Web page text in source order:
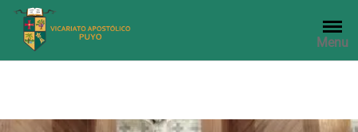
Saltar
contenido
Menu